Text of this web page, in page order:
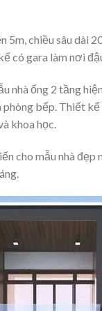
chiều sâu dài
có gara làm nơi
nhà ống 2 tầng
bếp. Thiết
khoa học.
cho mẫu nhà